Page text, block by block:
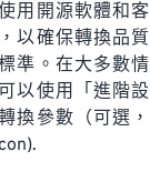
用開源軟體和客
以確保轉換品質
準。在大多數情
以使用「進階設
換參數（可選，